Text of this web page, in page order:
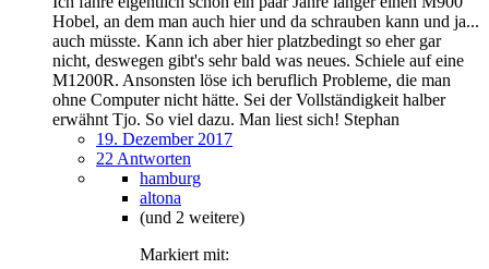
Hobel, an dem man auch hier und da schrauben kann und ja...
auch müsste. Kann ich aber hier platzbedingt so eher gar
nicht, deswegen gibt's sehr bald was neues. Schiele auf eine
M1200R. Ansonsten löse ich beruflich Probleme, die man
ohne Computer nicht hätte. Sei der Vollständigkeit halber
erwähnt Tjo. So viel dazu. Man liest sich! Stephan
19. Dezember 2017
22 Antworten
hamburg
altona
(und 2 weitere)
Markiert mit: